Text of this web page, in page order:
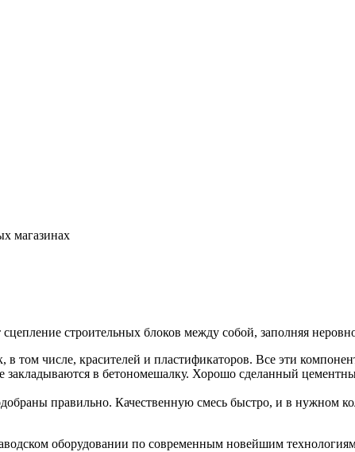
магазинах
строительных блоков между собой, заполняя
том числе, красителей и пластификаторов. Все эти
закладываются в бетономешалку. Хорошо сделанный
правильно. Качественную смесь быстро, и в нужном
оборудовании по современным новейшим